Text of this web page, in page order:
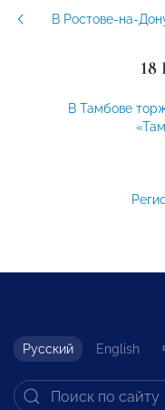
В Ростове-на-
18
В Тамбове
Русский English